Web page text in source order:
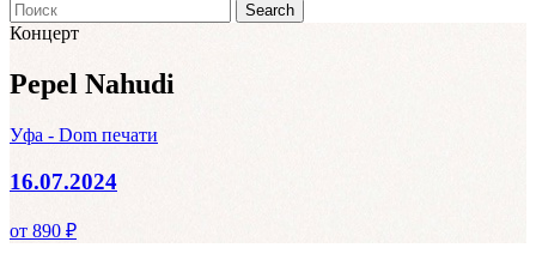
Search
Концерт
Pepel Nahudi
Уфа - Dom печати
16.07.2024
от 890 ₽